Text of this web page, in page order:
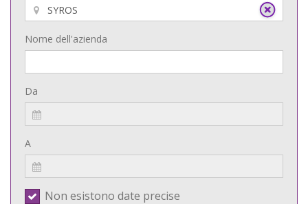
Nome dell'azienda
Da
A
Non esistono date precise